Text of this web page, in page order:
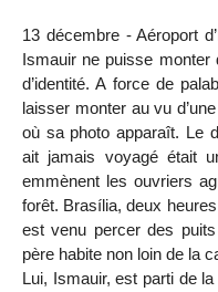
13 décembre - Aéroport
Ismauir ne puisse monter
d’identité. A force de
laisser monter au vu
où sa photo apparaît. Le
ait jamais voyagé était
emmènent les ouvriers
forêt. Brasília, deux
est venu percer des
père habite non loin de la
Lui, Ismauir, est parti de